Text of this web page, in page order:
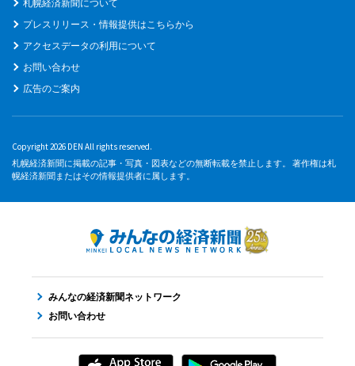
札幌経済新聞について
プレスリリース・情報提供はこちらから
アクセスデータの利用について
お問い合わせ
広告のご案内
Copyright 2026 DEN All rights reserved.
札幌経済新聞に掲載の記事・写真・図表などの無断転載を禁止します。 著作権は札
幌経済新聞またはその情報提供者に属します。
みんなの経済新聞ネットワーク
お問い合わせ